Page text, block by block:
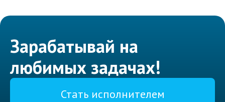
Зарабатывай на
любимых задачах!
Стать исполнителем